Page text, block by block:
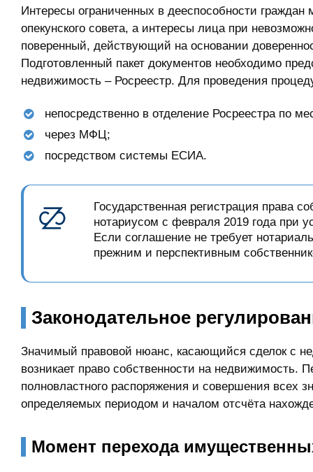
Интересы ограниченных в дееспособности
опекунского совета, а интересы лица при
поверенный, действующий на основании
Подготовленный пакет документов необходимо
недвижимость – Росреестр. Для проведения
непосредственно в отделение Росреестра по
через МФЦ;
посредством системы ЕСИА.
Государственная регистрация права
нотариусом с февраля 2019 года при
Если соглашение не требует
прежним и перспективным
Законодательное
Значимый правовой нюанс, касающийся сделок с
возникает право собственности на недвижимость.
полновластного распоряжения и совершения всех
определяемых периодом и началом отсчёта
Момент перехода